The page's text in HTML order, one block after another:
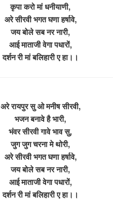
कृपा करो मां धनीयाणी,
अरे सीरवी भगत घणा हर्षावे,
जय बोले सब नर नारी,
आई माताजी वेगा पधारों,
दर्शन री मां बलिहारी ए हा।।
अरे रायपुर सु ओ मनीष सीरवी,
भजन बनावे है भारी,
भंवर सीरवी गावे भाव सु,
जुग जुग चरना मे थोरी,
अरे सीरवी भगत घणा हर्षावे,
जय बोले सब नर नारी,
आई माताजी वेगा पधारों,
दर्शन री मां बलिहारी ए हा।।